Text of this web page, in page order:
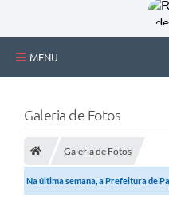
MENU
Telefones Úteis
Estrutura Administrativa
Galeria de Fotos
Galeria de Fotos
Na última semana, a Prefeitura de